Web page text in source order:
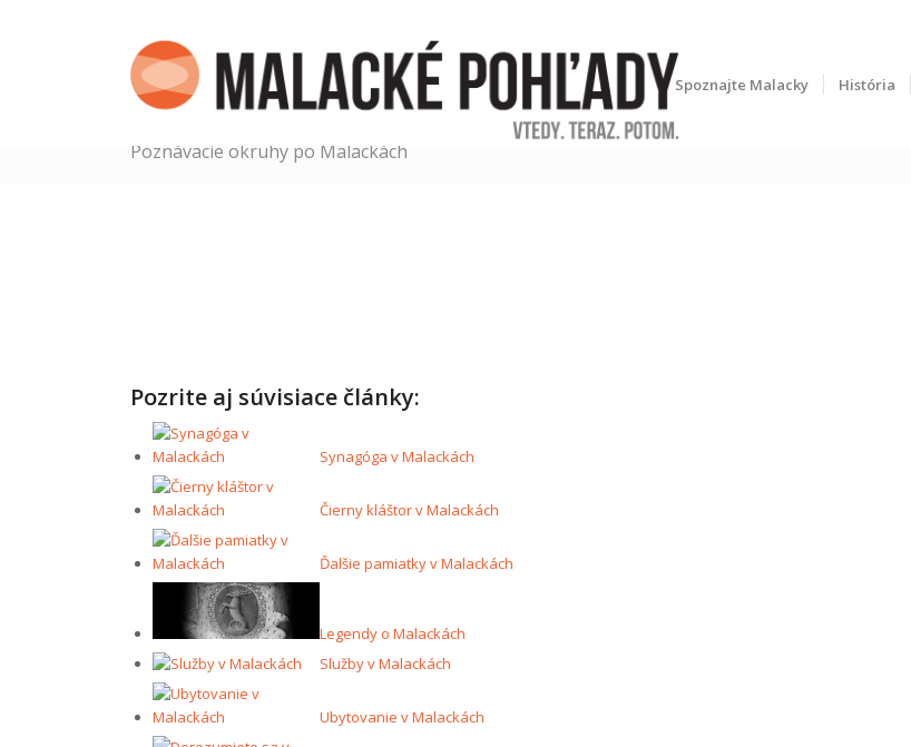
Spoznajte Malacky História
Poznávacie okruhy po Malackách
Pozrite aj súvisiace články:
Synagóga v Malackách
Čierny kláštor v Malackách
Ďalšie pamiatky v Malackách
Legendy o Malackách
Služby v Malackách
Ubytovanie v Malackách